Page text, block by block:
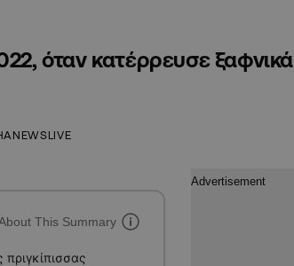
όταν κατέρρευσε ξαφνικά
This Summary